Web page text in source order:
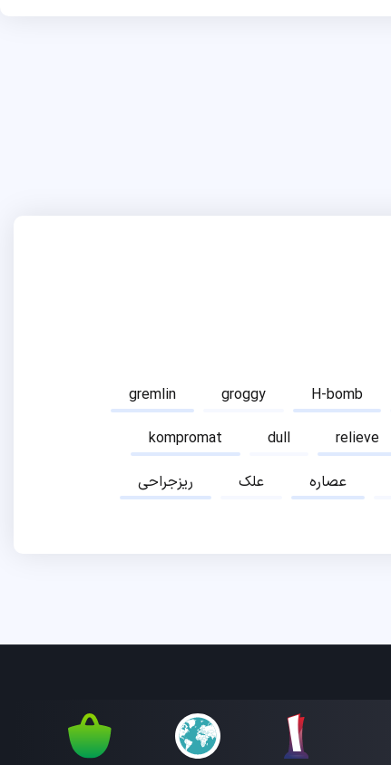
gremlin groggy H-bomb
kompromat
dull relieve
ریزجراحی
علک عصاره